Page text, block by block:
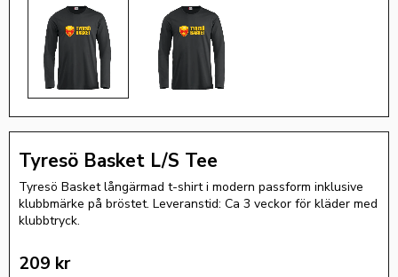
Tyresö Basket L/S Tee
Tyresö Basket långärmad t-shirt i modern passform inklusive
klubbmärke på bröstet. Leveranstid: Ca 3 veckor för kläder med
klubbtryck.
209 kr